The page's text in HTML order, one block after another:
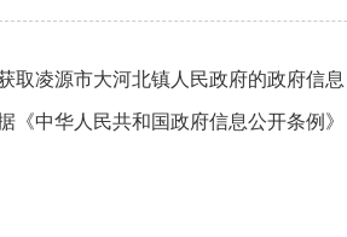
凌源市大河北镇人民政府的政府信
中华人民共和国政府信息公开条例